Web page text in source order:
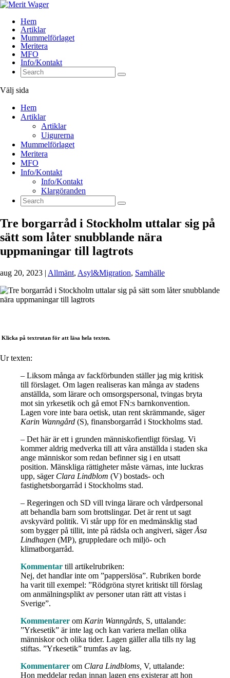
Hem
Artiklar
Mummelförlaget
Meritera
MFO
Info/Kontakt
Välj sida
Hem
Artiklar
Artiklar
Uigurerna
Mummelförlaget
Meritera
MFO
Info/Kontakt
Info/Kontakt
Klargöranden
Tre borgarråd i Stockholm uttalar sig på
sätt som låter snubblande nära
uppmaningar till lagtrots
aug 20, 2023 | Allmänt, Asyl&Migration, Samhälle
Klicka på textrutan för att läsa hela texten.
Ur texten:
– Liksom många av fackförbunden ställer jag mig kritisk
till förslaget. Om lagen realiseras kan många av stadens
anställda, som lärare och omsorgspersonal, tvingas bryta
mot sin yrkesetik och gå emot FN:s barnkonvention.
Lagen vore inte bara oetisk, utan rent skrämmande, säger
Karin Wanngård (S), finansborgarråd i Stockholms stad.
– Det här är ett i grunden människofientligt förslag. Vi
kommer aldrig medverka till att våra anställda i staden ska
ange människor som redan befinner sig i en utsatt
position. Mänskliga rättigheter måste värnas, inte luckras
upp, säger Clara Lindblom (V) bostads- och
fastighetsborgarråd i Stockholms stad.
– Regeringen och SD vill tvinga lärare och vårdpersonal
att behandla barn som brottslingar. Det är rent ut sagt
avskyvärd politik. Vi står upp för en medmänsklig stad
som bygger på tillit, inte på rädsla och angiveri, sägerÅsa
Lindhagen (MP), gruppledare och miljö- och
klimatborgarråd.
Kommentar till artikelrubriken:
Nej, det handlar inte om ”papperslösa”. Rubriken borde
ha varit till exempel: ”Rödgröna styret kritiskt till förslag
om anmälningsplikt av personer utan rätt att vistas i
Sverige”.
Kommentarer om Karin Wanngårds, S, uttalande:
”Yrkesetik” är inte lag och kan variera mellan olika
människor och olika tider. Lagen gäller alla tills ny lag
stiftas. ”Yrkesetik” trumfas av lag.
Kommentarer om Clara Lindbloms, V, uttalande:
Hon meddelar redan innan lagen ens existerar att hon